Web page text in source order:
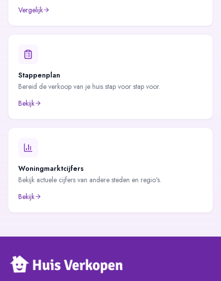
Vergelijk
Stappenplan
Bereid de verkoop van je huis stap voor stap voor.
Bekijk
Woningmarktcijfers
Bekijk actuele cijfers van andere steden en regio's.
Bekijk